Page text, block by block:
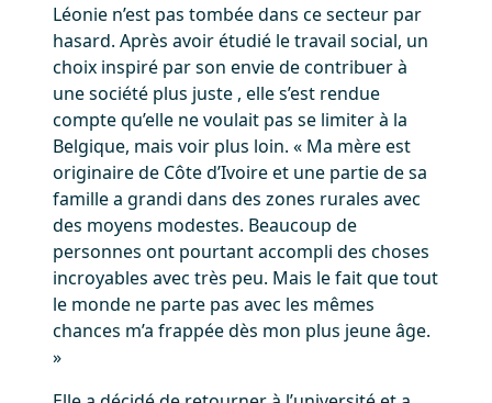
Léonie n’est pas tombée dans ce secteur par
hasard. Après avoir étudié le travail social, un
choix inspiré par son envie de contribuer à
une société plus juste , elle s’est rendue
compte qu’elle ne voulait pas se limiter à la
Belgique, mais voir plus loin. « Ma mère est
originaire de Côte d’Ivoire et une partie de sa
famille a grandi dans des zones rurales avec
des moyens modestes. Beaucoup de
personnes ont pourtant accompli des choses
incroyables avec très peu. Mais le fait que tout
le monde ne parte pas avec les mêmes
chances m’a frappée dès mon plus jeune âge.
»